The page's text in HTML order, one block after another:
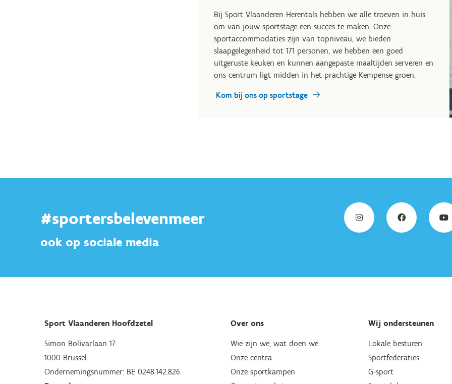
Bij Sport Vlaanderen Herentals hebben we alle troeven in huis
om van jouw sportstage een succes te maken. Onze
sportaccommodaties zijn van topniveau, we bieden
slaapgelegenheid tot 171 personen, we hebben een goed
uitgeruste keuken en kunnen aangepaste maaltijden serveren en
ons centrum ligt midden in het prachtige Kempense groen.
Kom bij ons op sportstage
#sportersbelevenmeer
ook op sociale media
Sport Vlaanderen Hoofdzetel
Simon Bolivarlaan 17
1000 Brussel
Ondernemingsnummer: BE 0248.142.826
Over ons
Wie zijn we, wat doen we
Onze centra
Onze sportkampen
Wij ondersteunen
Lokale besturen
Sportfederaties
G-sport